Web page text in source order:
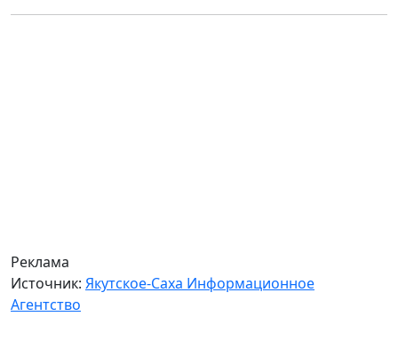
Реклама
Источник: Якутское-Саха Информационное
Агентство